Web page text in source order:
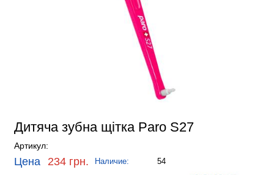
Дитяча зубна щітка Paro S27
Артикул:
Цена 234 грн. Наличие: 54